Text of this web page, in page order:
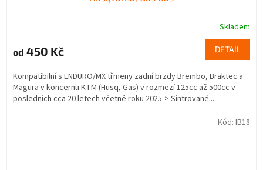
Skladem
od 450 Kč DETAIL
Kompatibilní s ENDURO/MX třmeny zadní brzdy Brembo, Braktec a
Magura v koncernu KTM (Husq, Gas) v rozmezí 125cc až 500cc v
posledních cca 20 letech včetně roku 2025-> Sintrované...
Kód: IB18